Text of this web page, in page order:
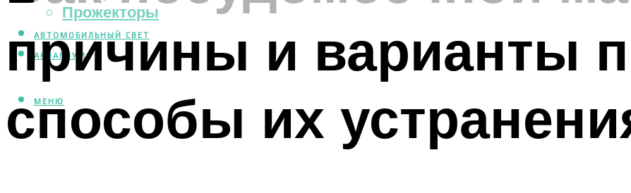
Прожекторы
АВТОМОБИЛЬНЫЙ СВЕТ
АКВАРИУМ
МЕНЮ
причины и варианты
способы их